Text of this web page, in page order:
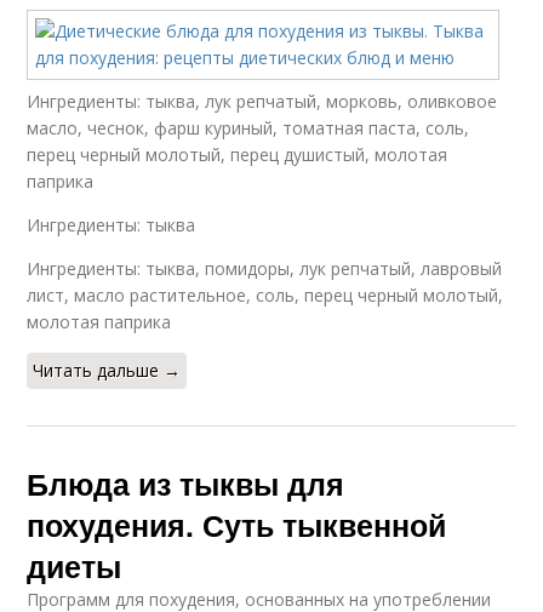
Ингредиенты: тыква, лук репчатый, морковь, оливковое
масло, чеснок, фарш куриный, томатная паста, соль,
перец черный молотый, перец душистый, молотая
паприка
Ингредиенты: тыква
Ингредиенты: тыква, помидоры, лук репчатый, лавровый
лист, масло растительное, соль, перец черный молотый,
молотая паприка
Читать дальше →
Блюда из тыквы для
похудения. Суть тыквенной
диеты
Программ для похудения, основанных на употреблении